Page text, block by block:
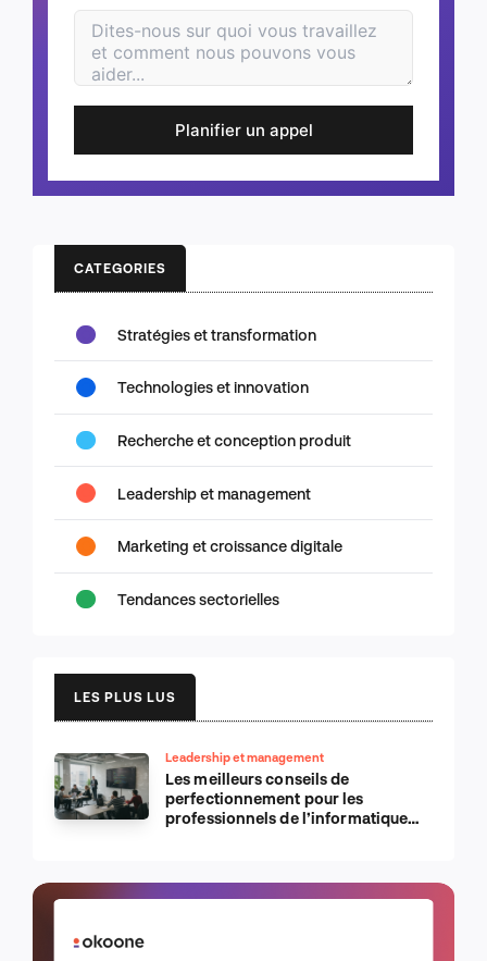
Planifier un appel
CATEGORIES
Stratégies et transformation
Technologies et innovation
Recherche et conception produit
Leadership et management
Marketing et croissance digitale
Tendances sectorielles
LES PLUS LUS
Leadership et management
Les meilleurs conseils de
perfectionnement pour les
professionnels de l’informatique